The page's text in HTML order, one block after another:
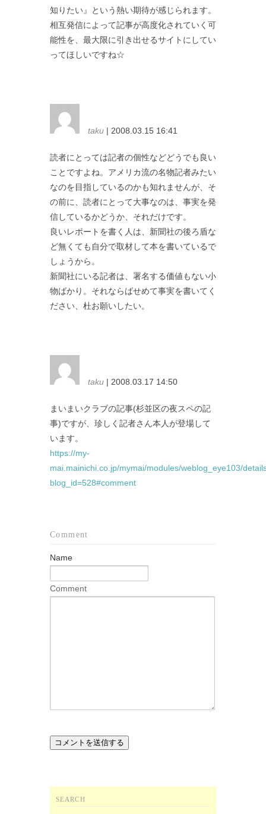
知りたい』という熱い期待が感じられます。
相互発信によって記事が高度化されていく可
能性を、最大限に引き出せるサイトにしてい
ってほしいですね☆
taku | 2008.03.15 16:41
読者にとっては記者の個性などどうでも良い
ことですよね。アメリカ流の名物記者みたい
なのを目指しているのかも知れませんが、そ
の前に、読者にとって大事なのは、事実を発
信しているかどうか、それだけです。
良いレポートを書く人は、新聞社の後ろ盾な
ど無くても自分で取材して本を書いているで
しょうから。
新聞社にいる記者は、署名する価値もない小
物ばかり。それならばせめて事実を書いてく
ださい、杜お願いしたい。
taku | 2008.03.17 14:50
まいまいクラブの記事(杉並区の夜スペの記
事)ですが、珍しく記者さん本人が登場して
います。
https://my-
mai.mainichi.co.jp/mymai/modules/weblog_eye103/
blog_id=528#comment
Comment
Name
Comment
SEARCH